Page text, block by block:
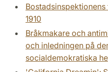
1910
Bråkmakare och
och inledningen på
socialdemokratiska